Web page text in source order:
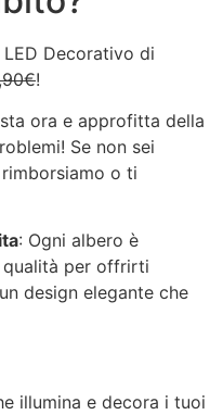
Decorativo di
!
ora e approfitta della
Se non sei
o ti
: Ogni albero è
per offrirti
design elegante che
illumina e decora i tuoi